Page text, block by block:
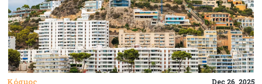
Κόσμος Dec 26, 2025